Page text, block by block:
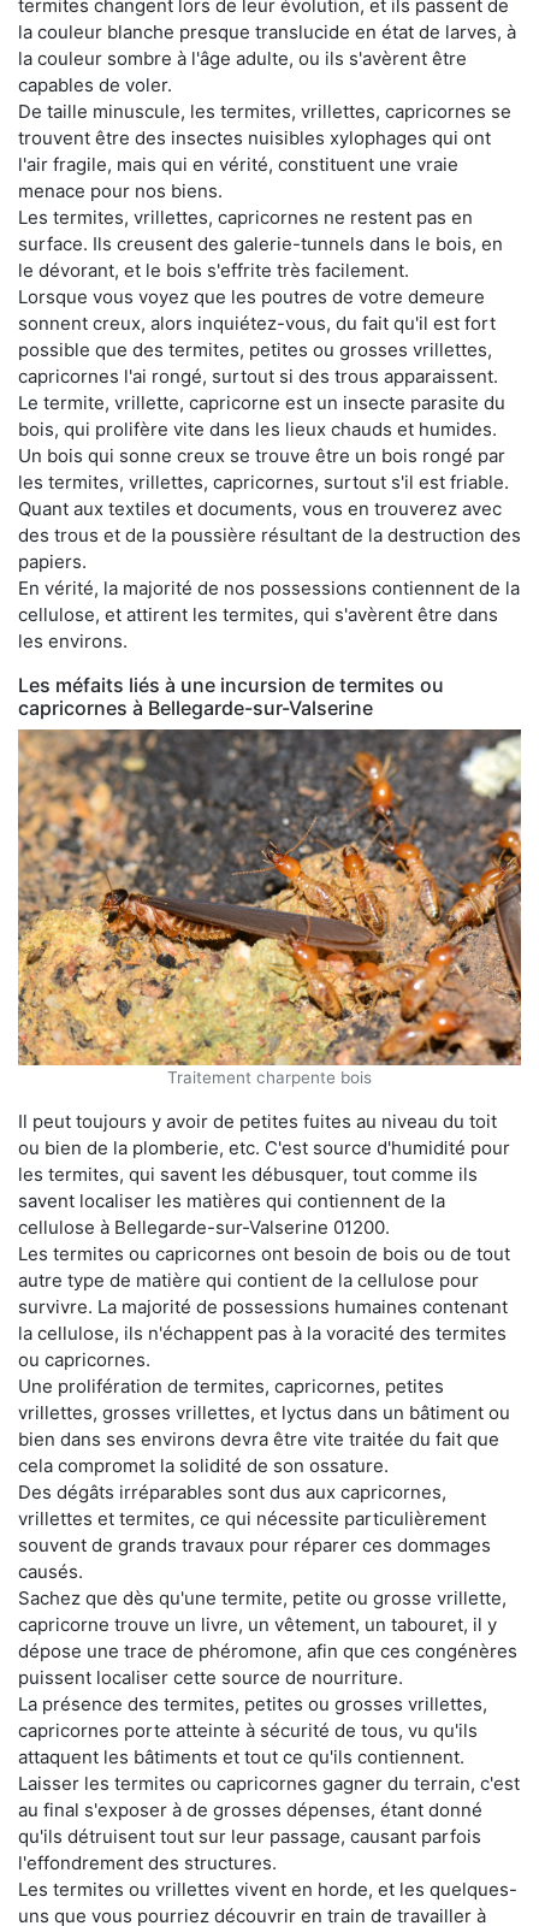
termites changent lors de leur évolution, et ils passent de
la couleur blanche presque translucide en état de larves, à
la couleur sombre à l'âge adulte, ou ils s'avèrent être
capables de voler.
De taille minuscule, les termites, vrillettes, capricornes se
trouvent être des insectes nuisibles xylophages qui ont
l'air fragile, mais qui en vérité, constituent une vraie
menace pour nos biens.
Les termites, vrillettes, capricornes ne restent pas en
surface. Ils creusent des galerie-tunnels dans le bois, en
le dévorant, et le bois s'effrite très facilement.
Lorsque vous voyez que les poutres de votre demeure
sonnent creux, alors inquiétez-vous, du fait qu'il est fort
possible que des termites, petites ou grosses vrillettes,
capricornes l'ai rongé, surtout si des trous apparaissent.
Le termite, vrillette, capricorne est un insecte parasite du
bois, qui prolifère vite dans les lieux chauds et humides.
Un bois qui sonne creux se trouve être un bois rongé par
les termites, vrillettes, capricornes, surtout s'il est friable.
Quant aux textiles et documents, vous en trouverez avec
des trous et de la poussière résultant de la destruction des
papiers.
En vérité, la majorité de nos possessions contiennent de la
cellulose, et attirent les termites, qui s'avèrent être dans
les environs.
Les méfaits liés à une incursion de termites ou
capricornes à Bellegarde-sur-Valserine
Traitement charpente bois
Il peut toujours y avoir de petites fuites au niveau du toit
ou bien de la plomberie, etc. C'est source d'humidité pour
les termites, qui savent les débusquer, tout comme ils
savent localiser les matières qui contiennent de la
cellulose à Bellegarde-sur-Valserine 01200.
Les termites ou capricornes ont besoin de bois ou de tout
autre type de matière qui contient de la cellulose pour
survivre. La majorité de possessions humaines contenant
la cellulose, ils n'échappent pas à la voracité des termites
ou capricornes.
Une prolifération de termites, capricornes, petites
vrillettes, grosses vrillettes, et lyctus dans un bâtiment ou
bien dans ses environs devra être vite traitée du fait que
cela compromet la solidité de son ossature.
Des dégâts irréparables sont dus aux capricornes,
vrillettes et termites, ce qui nécessite particulièrement
souvent de grands travaux pour réparer ces dommages
causés.
Sachez que dès qu'une termite, petite ou grosse vrillette,
capricorne trouve un livre, un vêtement, un tabouret, il y
dépose une trace de phéromone, afin que ces congénères
puissent localiser cette source de nourriture.
La présence des termites, petites ou grosses vrillettes,
capricornes porte atteinte à sécurité de tous, vu qu'ils
attaquent les bâtiments et tout ce qu'ils contiennent.
Laisser les termites ou capricornes gagner du terrain, c'est
au final s'exposer à de grosses dépenses, étant donné
qu'ils détruisent tout sur leur passage, causant parfois
l'effondrement des structures.
Les termites ou vrillettes vivent en horde, et les quelques-
uns que vous pourriez découvrir en train de travailler à